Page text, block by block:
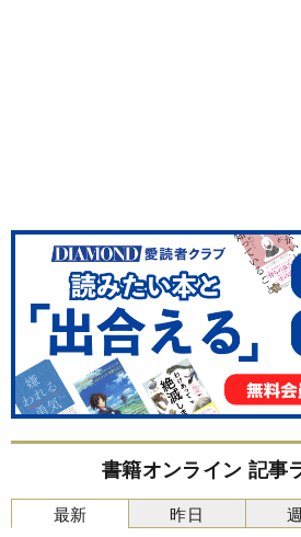
書籍オンライン 記事
最新 昨日